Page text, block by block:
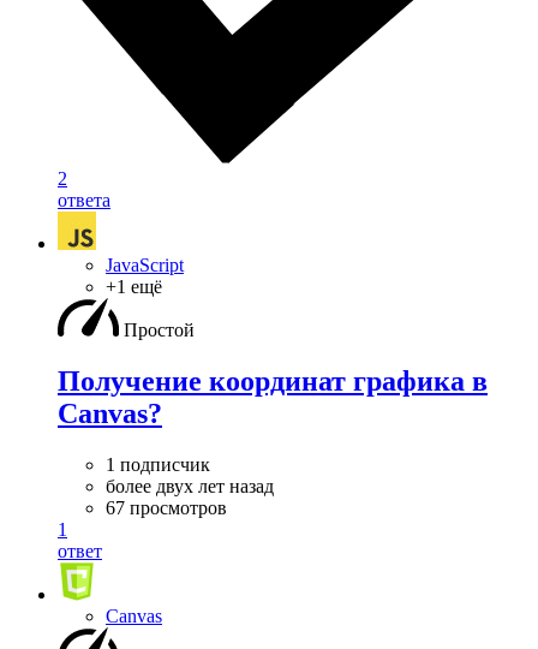
2
ответа
JavaScript
+1 ещё
Простой
Получение координат графика в
Canvas?
1 подписчик
более двух лет назад
67 просмотров
1
ответ
Canvas